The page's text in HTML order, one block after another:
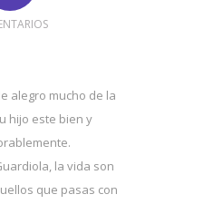
alegro mucho de la
hijo este bien y
la vida son
que pasas con